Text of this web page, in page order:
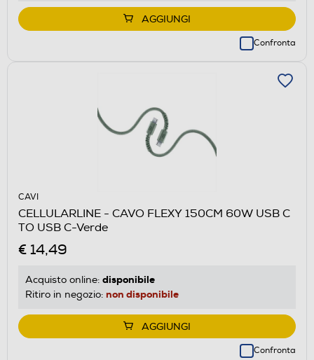
AGGIUNGI
Confronta
CAVI
CELLULARLINE - CAVO FLEXY 150CM 60W USB C
TO USB C-Verde
€ 14,49
Acquisto online: disponibile
Ritiro in negozio: non disponibile
AGGIUNGI
Confronta